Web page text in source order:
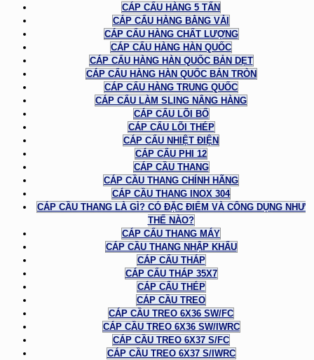
CÁP CẨU HÀNG 5 TẤN
CÁP CẨU HÀNG BẰNG VẢI
CÁP CẨU HÀNG CHẤT LƯỢNG
CÁP CẨU HÀNG HÀN QUỐC
CÁP CẨU HÀNG HÀN QUỐC BẢN DẸT
CÁP CẨU HÀNG HÀN QUỐC BẢN TRÒN
CÁP CẨU HÀNG TRUNG QUỐC
CÁP CẨU LÀM SLING NÂNG HÀNG
CÁP CẨU LÕI BỐ
CÁP CẨU LÕI THÉP
CÁP CẨU NHIỆT ĐIỆN
CÁP CẨU PHI 12
CÁP CẦU THANG
CÁP CẦU THANG CHÍNH HÃNG
CÁP CẦU THANG INOX 304
CÁP CẦU THANG LÀ GÌ? CÓ ĐẶC ĐIỂM VÀ CÔNG DỤNG NHƯ
THẾ NÀO?
CÁP CẨU THANG MÁY
CÁP CẦU THANG NHẬP KHẨU
CÁP CẨU THÁP
CÁP CẨU THÁP 35X7
CÁP CẨU THÉP
CÁP CẦU TREO
CÁP CẦU TREO 6X36 SW/FC
CÁP CẦU TREO 6X36 SW/IWRC
CÁP CẦU TREO 6X37 S/FC
CÁP CẦU TREO 6X37 S/IWRC